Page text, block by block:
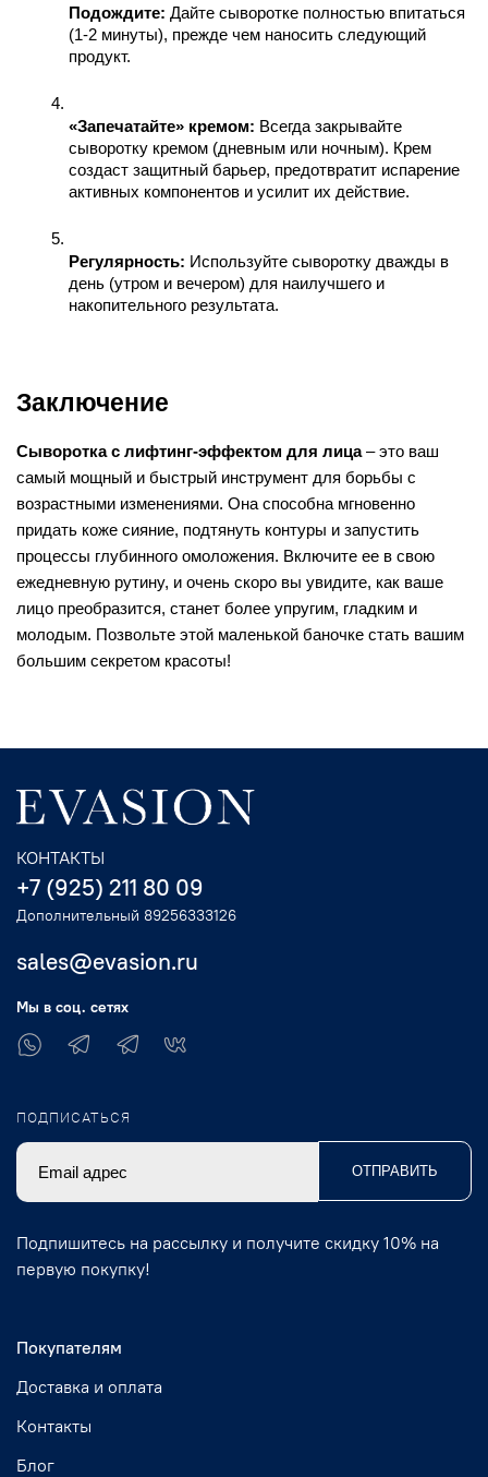
Подождите: Дайте сыворотке полностью впитаться
(1-2 минуты), прежде чем наносить следующий
продукт.
«Запечатайте» кремом: Всегда закрывайте
сыворотку кремом (дневным или ночным). Крем
создаст защитный барьер, предотвратит испарение
активных компонентов и усилит их действие.
Регулярность: Используйте сыворотку дважды в
день (утром и вечером) для наилучшего и
накопительного результата.
Заключение
Сыворотка с лифтинг-эффектом для лица – это ваш
самый мощный и быстрый инструмент для борьбы с
возрастными изменениями. Она способна мгновенно
придать коже сияние, подтянуть контуры и запустить
процессы глубинного омоложения. Включите ее в свою
ежедневную рутину, и очень скоро вы увидите, как ваше
лицо преобразится, станет более упругим, гладким и
молодым. Позвольте этой маленькой баночке стать вашим
большим секретом красоты!
Покупателям
Доставка и оплата
Контакты
Блог
КОНТАКТЫ
+7 (925) 211 80 09
Дополнительный 89256333126
sales@evasion.ru
Мы в соц. сетях
ПОДПИСАТЬСЯ
ОТПРАВИТЬ
Подпишитесь на рассылку и получите скидку 10% на
первую покупку!